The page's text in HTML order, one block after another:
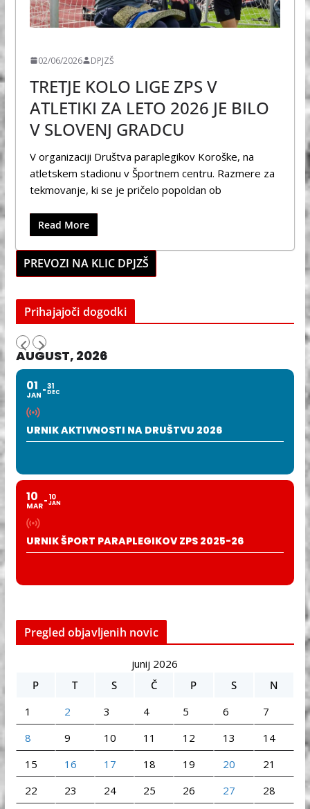
02/06/2026 DPJZŠ
TRETJE KOLO LIGE ZPS V
ATLETIKI ZA LETO 2026 JE BILO
V SLOVENJ GRADCU
V organizaciji Društva paraplegikov Koroške, na
atletskem stadionu v Športnem centru. Razmere za
tekmovanje, ki se je pričelo popoldan ob
Read More
PREVOZI NA KLIC DPJZŠ
Prihajajoči dogodki
AUGUST, 2026
01
JAN
31
DEC
URNIK AKTIVNOSTI NA DRUŠTVU 2026
10
MAR
10
JAN
URNIK ŠPORT PARAPLEGIKOV ZPS 2025-26
Pregled objavljenih novic
junij 2026
P
T S Č P S
N
1
2 3 4 5 6
7
8
9 10 11 12 13
14
15
16 17 18 19 20
21
22
23 24 25 26 27
28